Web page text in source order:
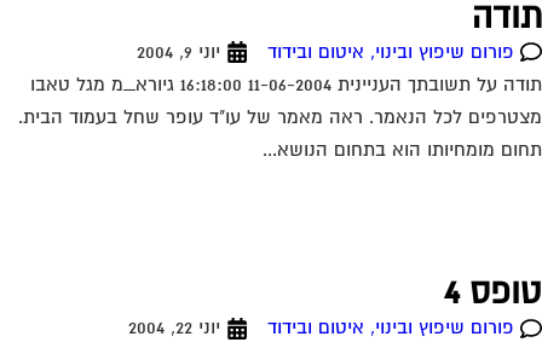
פורום שיפוץ ובינוי, איטום ובידוד
יוני 9, 2004
תודה על תשובתך העניינית 11-06-2004 16:18:00 גיורא_מ מגל טאבו
לכל הנאמר. ראה מאמר של עו"ד עופר שחל בעמוד הבית.
מומחיותו הוא בתחום הנושא...
4
פורום שיפוץ ובינוי, איטום ובידוד יוני 22, 2004